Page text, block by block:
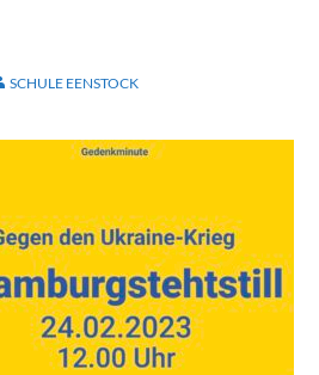
SCHULE EENSTOCK